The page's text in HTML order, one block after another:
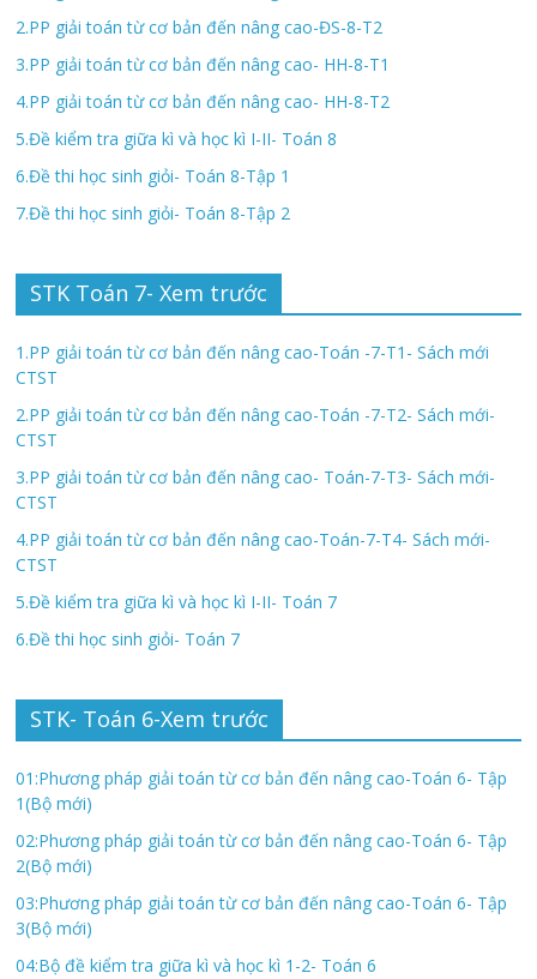
2.PP giải toán từ cơ bản đến nâng cao-ĐS-8-T2
3.PP giải toán từ cơ bản đến nâng cao- HH-8-T1
4.PP giải toán từ cơ bản đến nâng cao- HH-8-T2
5.Đề kiểm tra giữa kì và học kì I-II- Toán 8
6.Đề thi học sinh giỏi- Toán 8-Tập 1
7.Đề thi học sinh giỏi- Toán 8-Tập 2
STK Toán 7- Xem trước
1.PP giải toán từ cơ bản đến nâng cao-Toán -7-T1- Sách mới
CTST
2.PP giải toán từ cơ bản đến nâng cao-Toán -7-T2- Sách mới-
CTST
3.PP giải toán từ cơ bản đến nâng cao- Toán-7-T3- Sách mới-
CTST
4.PP giải toán từ cơ bản đến nâng cao-Toán-7-T4- Sách mới-
CTST
5.Đề kiểm tra giữa kì và học kì I-II- Toán 7
6.Đề thi học sinh giỏi- Toán 7
STK- Toán 6-Xem trước
01:Phương pháp giải toán từ cơ bản đến nâng cao-Toán 6- Tập
1(Bộ mới)
02:Phương pháp giải toán từ cơ bản đến nâng cao-Toán 6- Tập
2(Bộ mới)
03:Phương pháp giải toán từ cơ bản đến nâng cao-Toán 6- Tập
3(Bộ mới)
04:Bộ đề kiểm tra giữa kì và học kì 1-2- Toán 6